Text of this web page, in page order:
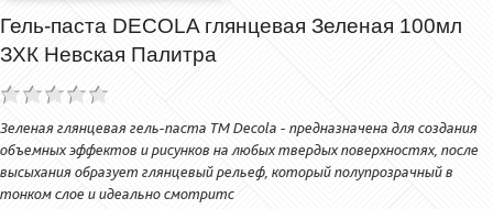
Гель-паста DECOLA глянцевая Зеленая 100мл
ЗХК Невская Палитра
Зеленая глянцевая гель-паста ТМ Decola - предназначена для создания
объемных эффектов и рисунков на любых твердых поверхностях, после
высыхания образует глянцевый рельеф, который полупрозрачный в
тонком слое и идеально смотритс